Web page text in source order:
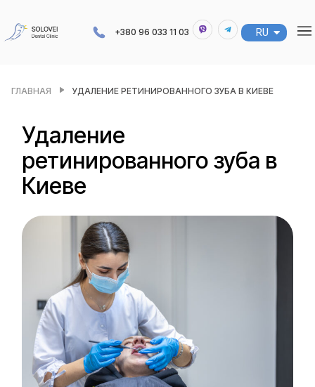
+380 96 033 11 03 RU
UA
ГЛАВНАЯ УДАЛЕНИЕ РЕТИНИРОВАННОГО ЗУБА В КИЕВЕ
Удаление
ретинированного зуба в
Киеве